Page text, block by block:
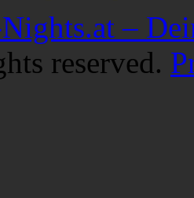
–
reserved.